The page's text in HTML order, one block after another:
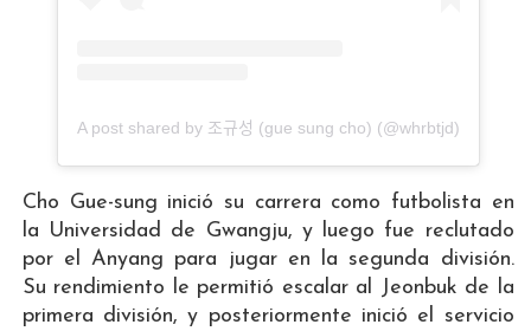
A post shared by 조규성 (gue sung cho) (@whrbtjd)
Cho Gue-sung inició su carrera como futbolista en
la Universidad de Gwangju, y luego fue reclutado
por el Anyang para jugar en la segunda división.
Su rendimiento le permitió escalar al Jeonbuk de la
primera división, y posteriormente inició el servicio